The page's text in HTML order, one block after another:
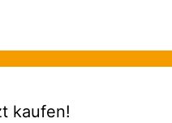
kaufen!